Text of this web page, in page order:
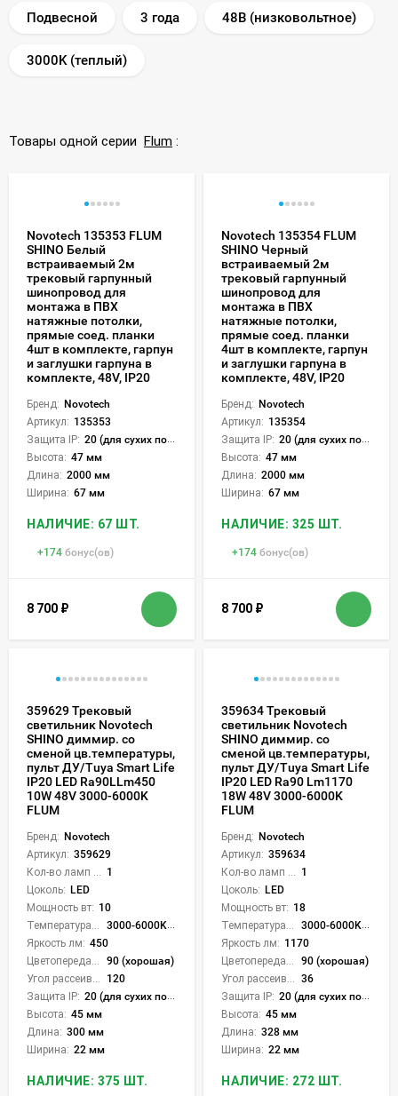
Подвесной 3 года 48В (низковольтное)
3000K (теплый)
Товары одной серии Flum :
Novotech 135353 FLUM
SHINO Белый
встраиваемый 2м
трековый гарпунный
шинопровод для
монтажа в ПВХ
натяжные потолки,
прямые соед. планки
4шт в комплекте, гарпун
и заглушки гарпуна в
комплекте, 48V, IP20
Бренд: Novotech
Артикул: 135353
Защита IP: 20 (для сухих пом.)
Высота: 47 мм
Длина: 2000 мм
Ширина: 67 мм
НАЛИЧИЕ: 67 ШТ.
+174 бонус(ов)
8 700 ₽
Novotech 135354 FLUM
SHINO Черный
встраиваемый 2м
трековый гарпунный
шинопровод для
монтажа в ПВХ
натяжные потолки,
прямые соед. планки
4шт в комплекте, гарпун
и заглушки гарпуна в
комплекте, 48V, IP20
Бренд: Novotech
Артикул: 135354
Защита IP: 20 (для сухих пом.)
Высота: 47 мм
Длина: 2000 мм
Ширина: 67 мм
НАЛИЧИЕ: 325 ШТ.
+174 бонус(ов)
8 700 ₽
359629 Трековый
светильник Novotech
SHINO диммир. со
сменой цв.температуры,
пульт ДУ/Tuya Smart Life
IP20 LED Ra90LLm450
10W 48V 3000-6000K
FLUM
Бренд: Novotech
Артикул: 359629
1
Цоколь: LED
Мощность вт: 10
3000-6000K (плавная рег.)
Яркость лм: 450
90 (хорошая)
120
Защита IP: 20 (для сухих пом.)
Высота: 45 мм
Длина: 300 мм
Ширина: 22 мм
НАЛИЧИЕ: 375 ШТ.
359634 Трековый
светильник Novotech
SHINO диммир. со
сменой цв.температуры,
пульт ДУ/Tuya Smart Life
IP20 LED Ra90 Lm1170
18W 48V 3000-6000K
FLUM
Бренд: Novotech
Артикул: 359634
1
Цоколь: LED
Мощность вт: 18
3000-6000K (плавная рег.)
Яркость лм: 1170
90 (хорошая)
36
Защита IP: 20 (для сухих пом.)
Высота: 45 мм
Длина: 328 мм
Ширина: 22 мм
НАЛИЧИЕ: 272 ШТ.